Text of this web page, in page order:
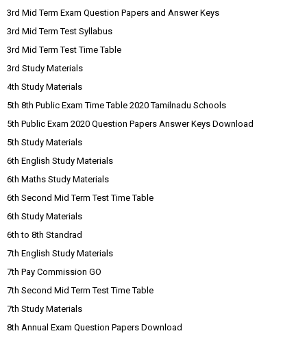
3rd Mid Term Exam Question Papers and Answer Keys
3rd Mid Term Test Syllabus
3rd Mid Term Test Time Table
3rd Study Materials
4th Study Materials
5th 8th Public Exam Time Table 2020 Tamilnadu Schools
5th Public Exam 2020 Question Papers Answer Keys Download
5th Study Materials
6th English Study Materials
6th Maths Study Materials
6th Second Mid Term Test Time Table
6th Study Materials
6th to 8th Standrad
7th English Study Materials
7th Pay Commission GO
7th Second Mid Term Test Time Table
7th Study Materials
8th Annual Exam Question Papers Download